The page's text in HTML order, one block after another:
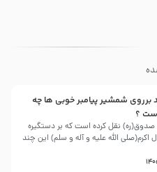
برروی شمشیر پیامبر خوبی ها چه
؟
نقل کرده است که بر دستگیره
الله علیه و آله و سلم) این چند